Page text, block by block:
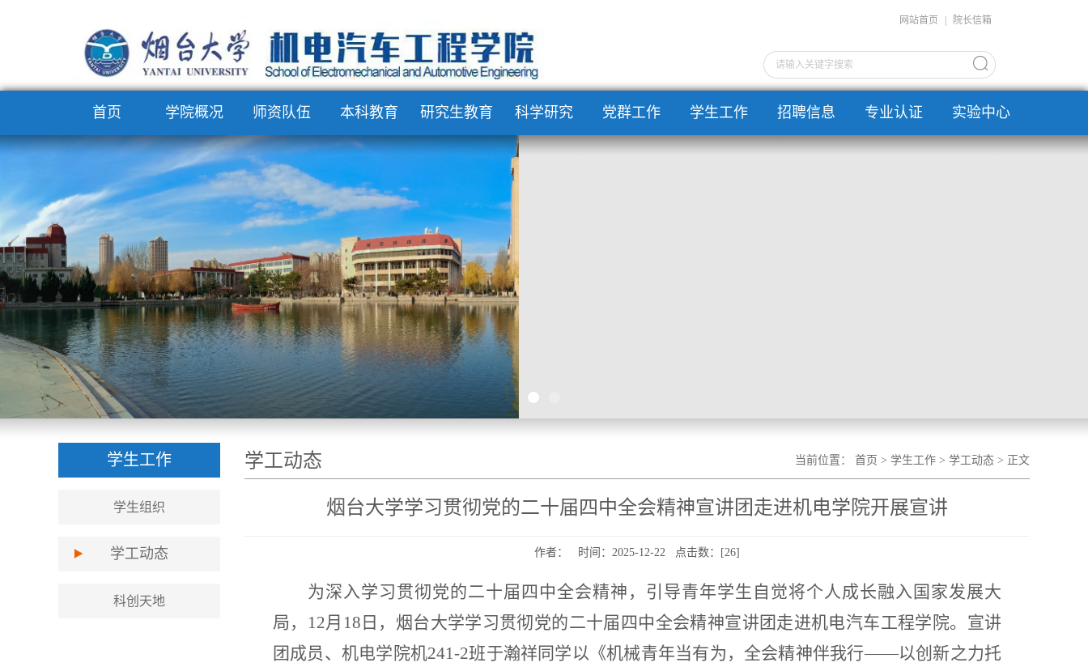
网站首页 院长信箱
首页 学院概况 师资队伍 本科教育 研究生教育 科学研究 党群工作 学生工作 招聘信息 专业认证 实验中心
学生工作
学生组织
学工动态
科创天地
学工动态 当前位置： 首页 > 学生工作 > 学工动态 > 正文
烟台大学学习贯彻党的二十届四中全会精神宣讲团走进机电学院开展宣讲
作者： 时间：2025-12-22 点击数：[26]
为深入学习贯彻党的二十届四中全会精神，引导青年学生自觉将个人成长融入国家发展大
局， 12月18日，烟台大学学习贯彻党的二十届四中全会精神宣讲团走进机电汽车工程学院。宣讲
团成员、机电学院机241-2班于瀚祥同学以《机械青年当有为，全会精神伴我行——以创新之力托